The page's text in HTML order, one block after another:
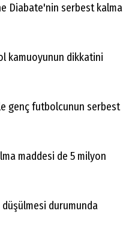
Diabate'nin serbest kalma
kamuoyunun dikkatini
genç futbolcunun serbest
maddesi de 5 milyon
durumunda